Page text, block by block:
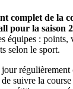
complet de la
pour la saison
équipes : points,
selon le sport.
jour
suivre la course